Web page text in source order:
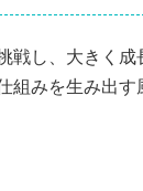
戦し、大きく成
組みを生み出す